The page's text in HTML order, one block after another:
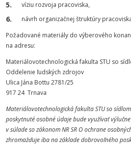
víziu rozvoja pracoviska,
návrh organizačnej štruktúry
Požadované materiály do výberového
na adresu:
Materiálovotechnologická fakulta STU so
Oddelenie ľudských zdrojov
Ulica Jána Bottu 2781/25
917 24 Trnava
Materiálovotechnologická fakulta STU so
poskytnuté osobné údaje bude využívať
v súlade so zákonom NR SR O ochrane
zhromažďuje iba na základe dobrovoľného